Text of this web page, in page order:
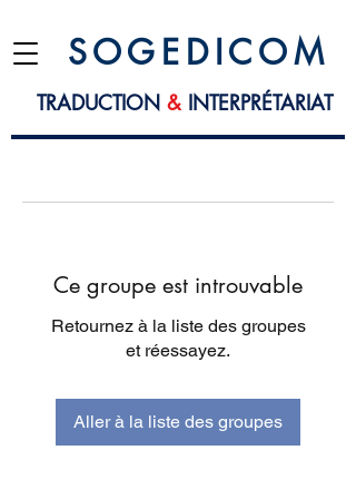
S O G E D I C O M
TRADUCTION &INTERPRÉTARIAT
Ce groupe est introuvable
Retournez à la liste des groupes
et réessayez.
Aller à la liste des groupes